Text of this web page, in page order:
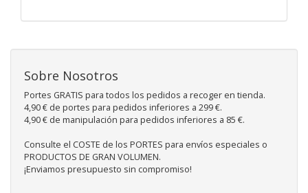
Sobre Nosotros
Portes GRATIS para todos los pedidos a recoger en tienda.
4,90 € de portes para pedidos inferiores a 299 €.
4,90 € de manipulación para pedidos inferiores a 85 €.
Consulte el COSTE de los PORTES para envíos especiales o
PRODUCTOS DE GRAN VOLUMEN.
¡Enviamos presupuesto sin compromiso!